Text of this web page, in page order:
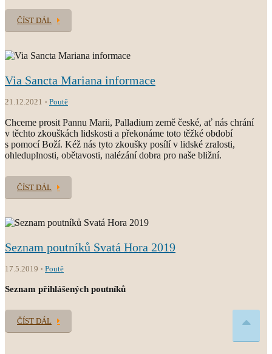
ČÍST DÁL
Via Sancta Mariana informace
21.12.2021 Poutě
Chceme prosit Pannu Marii, Palladium země české, ať nás chrání
v těchto zkouškách lidskosti a překonáme toto těžké období
s pomocí Boží. Kéž nás tyto zkoušky posílí v lidské zralosti,
ohleduplnosti, obětavosti, nalézání dobra pro naše bližní.
ČÍST DÁL
Seznam poutníků Svatá Hora 2019
17.5.2019 Poutě
Seznam přihlášených poutníků
ČÍST DÁL